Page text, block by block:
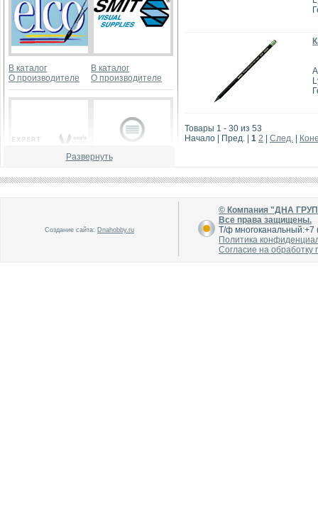
В каталог
О производителе
В каталог
О производителе
Развернуть
Товары 1 - 30 из 53
Начало | Пред. | 1 2 След.
Создание сайта: Dnahobby.ru
© Компания "ДНА
Все права защищены.
Т/ф
Политика
Согласие на